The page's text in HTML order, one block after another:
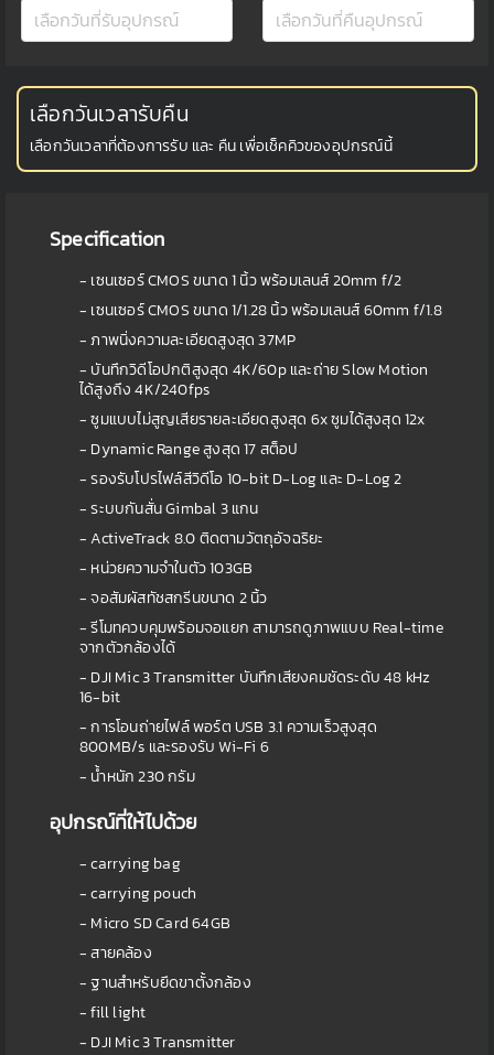
เลือกวันเวลารับคืน
เลือกวันเวลาที่ต้องการรับ และ คืน เพื่อเช็คคิวของอุปกรณ์นี้
Specification
- เซนเซอร์ CMOS ขนาด 1 นิ้ว พร้อมเลนส์ 20mm f/2
- เซนเซอร์ CMOS ขนาด 1/1.28 นิ้ว พร้อมเลนส์ 60mm f/1.8
- ภาพนิ่งความละเอียดสูงสุด 37MP
- บันทึกวิดีโอปกติสูงสุด 4K/60p และถ่าย Slow Motion
ได้สูงถึง 4K/240fps
- ซูมแบบไม่สูญเสียรายละเอียดสูงสุด 6x ซูมได้สูงสุด 12x
- Dynamic Range สูงสุด 17 สต็อป
- รองรับโปรไฟล์สีวิดีโอ 10-bit D-Log และ D-Log 2
- ระบบกันสั่น Gimbal 3 แกน
- ActiveTrack 8.0 ติดตามวัตถุอัจฉริยะ
- หน่วยความจำในตัว 103GB
- จอสัมผัสทัชสกรีนขนาด 2 นิ้ว
- รีโมทควบคุมพร้อมจอแยก สามารถดูภาพแบบ Real-time
จากตัวกล้องได้
- DJI Mic 3 Transmitter บันทึกเสียงคมชัดระดับ 48 kHz
16-bit
- การโอนถ่ายไฟล์ พอร์ต USB 3.1 ความเร็วสูงสุด
800MB/s และรองรับ Wi-Fi 6
- น้ำหนัก 230 กรัม
อุปกรณ์ที่ให้ไปด้วย
- carrying bag
- carrying pouch
- Micro SD Card 64GB
- สายคล้อง
- ฐานสำหรับยึดขาตั้งกล้อง
- fill light
- DJI Mic 3 Transmitter